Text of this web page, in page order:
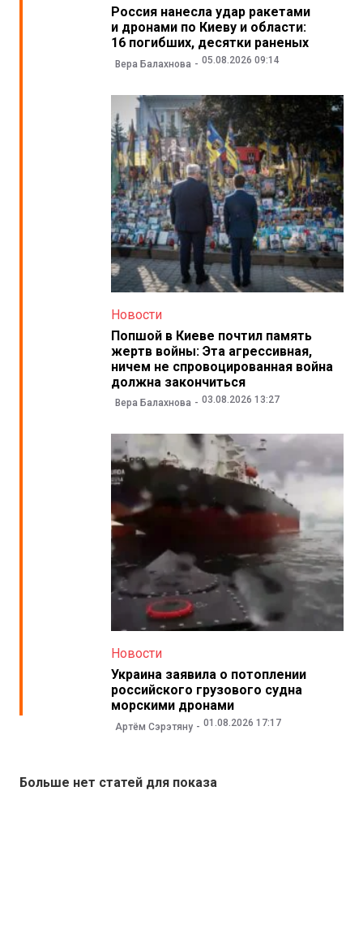
Россия нанесла удар ракетами
и дронами по Киеву и области:
16 погибших, десятки раненых
Вера Балахнова 05.08.2026 09:14
Новости
Попшой в Киеве почтил память
жертв войны: Эта агрессивная,
ничем не спровоцированная война
должна закончиться
Вера Балахнова 03.08.2026 13:27
Новости
Украина заявила о потоплении
российского грузового судна
морскими дронами
Артём Сэрэтяну 01.08.2026 17:17
Больше нет статей для показа